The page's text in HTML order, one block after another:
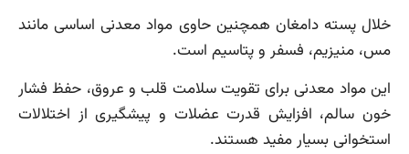
خلال پسته دامغان همچنین حاوی مواد معدنی اساسی مانند
مس، منیزیم، فسفر و پتاسیم است.
این مواد معدنی برای تقویت سلامت قلب و عروق، حفظ فشار
خون سالم، افزایش قدرت عضلات و پیشگیری از اختلالات
استخوانی بسیار مفید هستند.